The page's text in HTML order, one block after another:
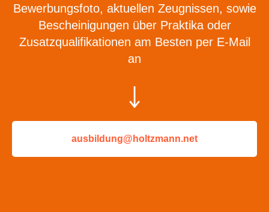
Bewerbungsfoto, aktuellen Zeugnissen, sowie
Bescheinigungen über Praktika oder
Zusatzqualifikationen am Besten per E-Mail
an
ausbildung@holtzmann.net